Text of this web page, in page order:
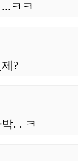
ㅋㅋ
?
. . ㅋ